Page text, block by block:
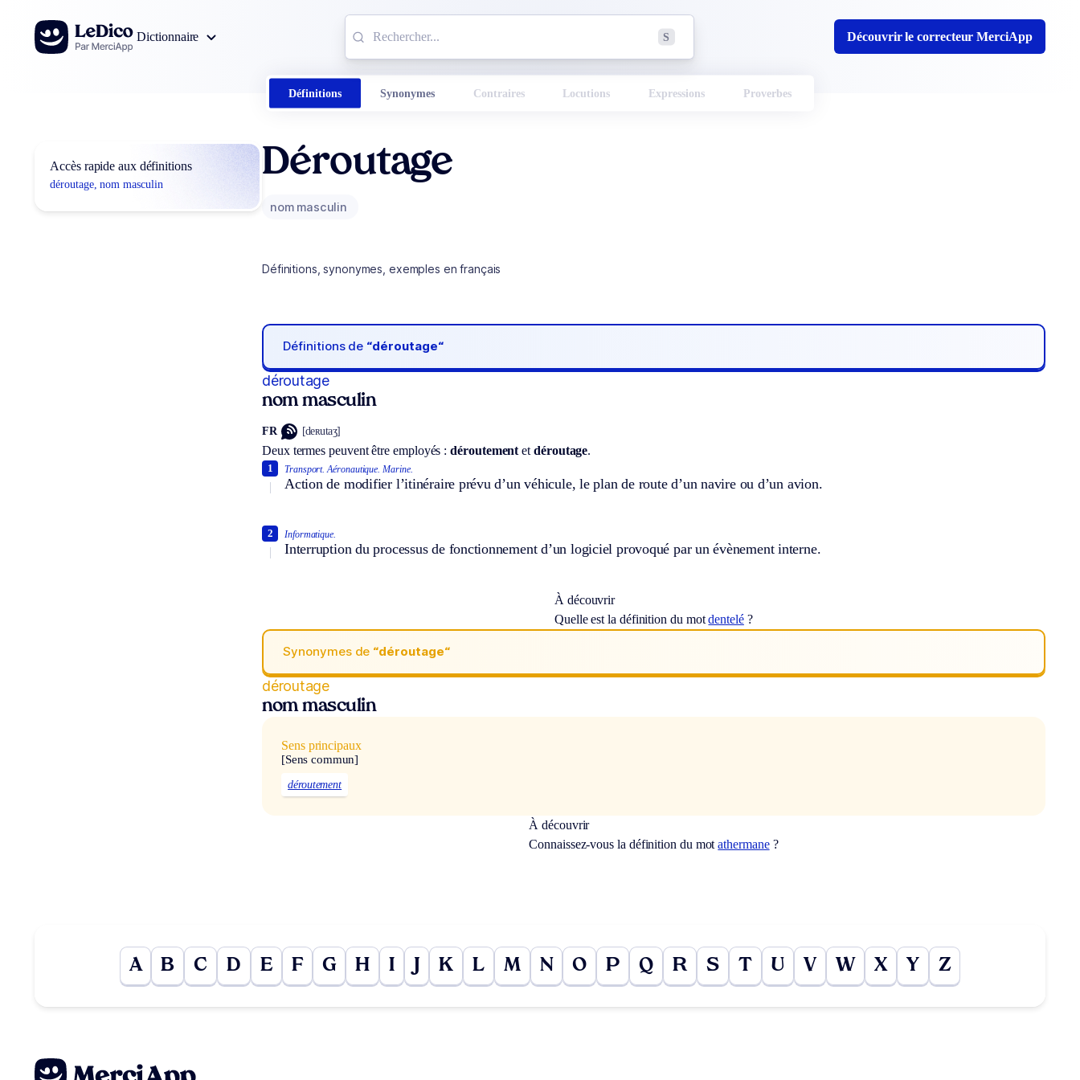
Aller au contenu
Dictionnaire
S Découvrir le correcteur MerciApp
Définitions Synonymes Contraires Locutions Expressions Proverbes
Accès rapide aux définitions
déroutage, nom masculin
Déroutage
nom masculin
Définitions, synonymes, exemples en français
Définitions de “déroutage“
déroutage
nom masculin
FR [deʀutaʒ]
Deux termes peuvent être employés :déroutement et déroutage.
Transport. Aéronautique. Marine.
Action de modifier l’itinéraire prévu d’un véhicule, le plan de route d’un navire ou d’un avion.
1
Informatique.
Interruption du processus de fonctionnement d’un logiciel provoqué par un évènement interne.
2
À découvrir
Quelle est la définition du motdentelé?
Synonymes de “déroutage“
déroutage
nom masculin
Sens principaux
[Sens commun]
déroutement
À découvrir
Connaissez-vous la définition du motathermane?
A B C D E F G H I J K L M N O P Q R S T U V W X Y Z